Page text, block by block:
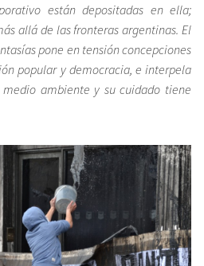
están depositadas en ella;
allá de las fronteras argentinas. El
pone en tensión concepciones
popular y democracia, e interpela
ambiente y su cuidado tiene